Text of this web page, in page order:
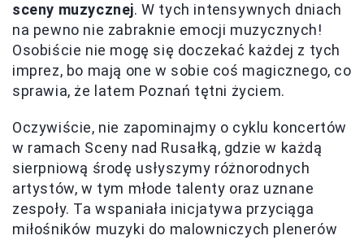
sceny muzycznej. W tych intensywnych dniach
na pewno nie zabraknie emocji muzycznych!
Osobiście nie mogę się doczekać każdej z tych
imprez, bo mają one w sobie coś magicznego, co
sprawia, że latem Poznań tętni życiem.
Oczywiście, nie zapominajmy o cyklu koncertów
w ramach Sceny nad Rusałką, gdzie w każdą
sierpniową środę usłyszymy różnorodnych
artystów, w tym młode talenty oraz uznane
zespoły. Ta wspaniała inicjatywa przyciąga
miłośników muzyki do malowniczych plenerów